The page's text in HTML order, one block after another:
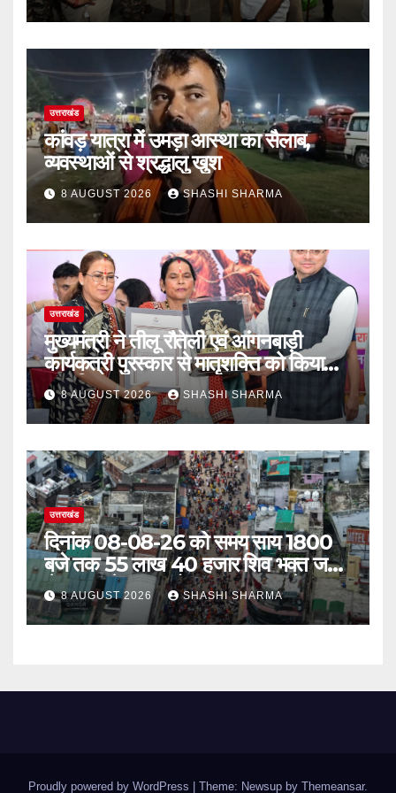
उत्तराखंड
कांवड़ यात्रा में उमड़ा आस्था का सैलाब,
व्यवस्थाओं से श्रद्धालु खुश
8 AUGUST 2026 SHASHI SHARMA
उत्तराखंड
मुख्यमंत्री ने तीलू रौतेली एवं आंगनबाड़ी
कार्यकत्री पुरस्कार से मातृशक्ति को किया
सम्मानित
8 AUGUST 2026 SHASHI SHARMA
उत्तराखंड
दिनांक 08-08-26 को समय साय 1800
बजे तक 55 लाख 40 हजार शिव भक्त जल
लेकर अपने गंतव्य को प्रस्थान कर चुके
8 AUGUST 2026 SHASHI SHARMA
Proudly powered by WordPress Theme: Newsup by Themeansar.